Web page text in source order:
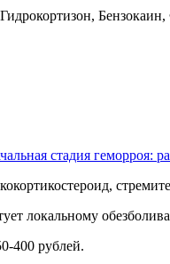
стадия геморроя:
локальному
400 рублей.